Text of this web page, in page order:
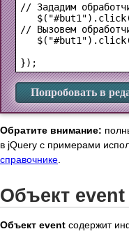
// Зададим
// Вызовем
Попробовать в
Обратите внимание:
в jQuery с примерами
справочнике.
Объект event
Объект event содержит